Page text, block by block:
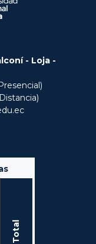
- Loja -
Total